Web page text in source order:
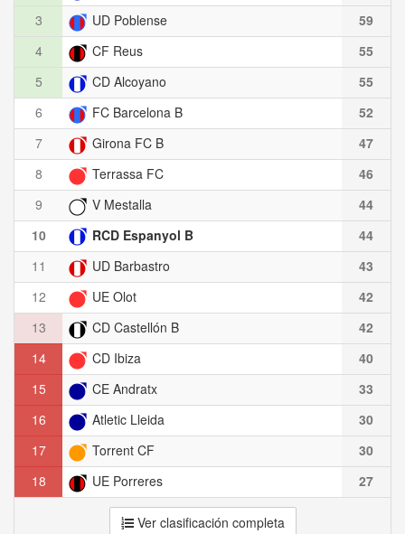
3
UD Poblense
59
4
CF Reus
55
5
CD Alcoyano
55
6
FC Barcelona B
52
7
Girona FC B
47
8
Terrassa FC
46
9
V Mestalla
44
10
RCD Espanyol B
44
11
UD Barbastro
43
12
UE Olot
42
13
CD Castellón B
42
14
CD Ibiza
40
15
CE Andratx
33
16
Atletic Lleida
30
17
Torrent CF
30
18
UE Porreres 27
Ver clasificación completa